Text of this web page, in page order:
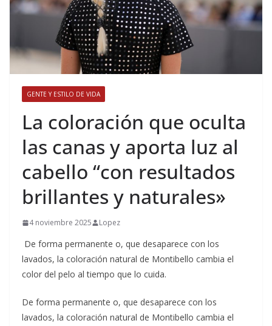
GENTE Y ESTILO DE VIDA
​La coloración que oculta
las canas y aporta luz al
cabello “con resultados
brillantes y naturales»
4 noviembre 2025 Lopez
De forma permanente o, que desaparece con los
lavados, la coloración natural de Montibello cambia el
color del pelo al tiempo que lo cuida.
​De forma permanente o, que desaparece con los
lavados, la coloración natural de Montibello cambia el